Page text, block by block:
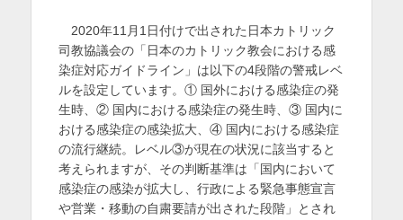
2020年11月1日付けで出された日本カトリック
司教協議会の「日本のカトリック教会における感
染症対応ガイドライン」は以下の4段階の警戒レベ
ルを設定しています。① 国外における感染症の発
生時、② 国内における感染症の発生時、③ 国内に
おける感染症の感染拡大、④ 国内における感染症
の流行継続。レベル③が現在の状況に該当すると
考えられますが、その判断基準は「国内において
感染症の感染が拡大し、行政による緊急事態宣言
や営業・移動の自粛要請が出された段階」とされ